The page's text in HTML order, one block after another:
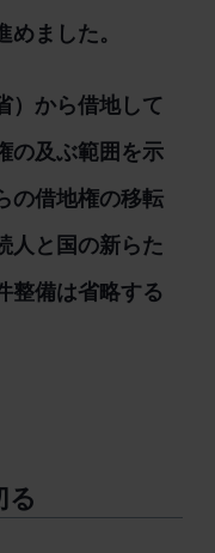
ました。
）から借地して
の及ぶ範囲を示
の借地権の移転
人と国の新らた
整備は省略する
る